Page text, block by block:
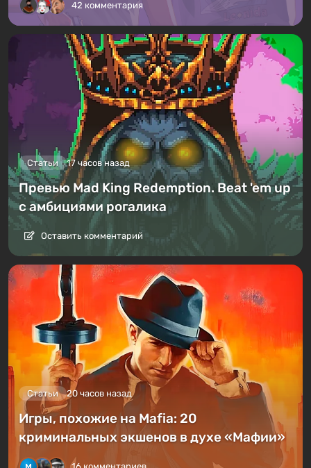
42 комментария
Статьи 17 часов назад
Превью Mad King Redemption. Beat 'em up
с амбициями рогалика
Оставить комментарий
Статьи 20 часов назад
Игры, похожие на Mafia: 20
криминальных экшенов в духе «Мафии»